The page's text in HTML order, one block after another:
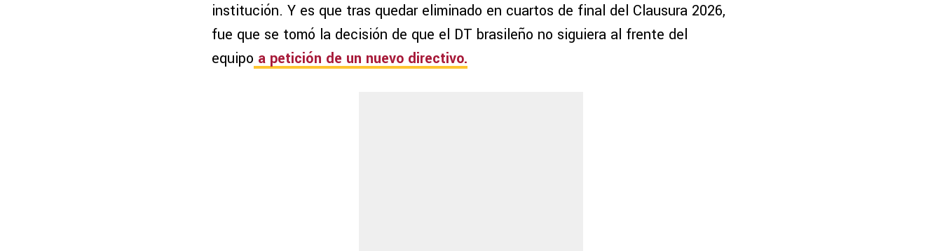
institución. Y es que tras quedar eliminado en cuartos de final del Clausura 2026,
fue que se tomó la decisión de que el DT brasileño no siguiera al frente del
equipo a petición de un nuevo directivo.